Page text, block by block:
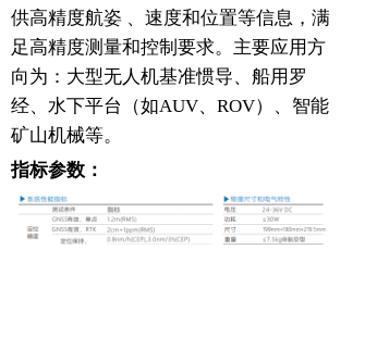
供高精度航姿 、速度和位置等信息，满
足高精度测量和控制要求。主要应用方
向为：大型无人机基准惯导、船用罗
经、水下平台（如AUV、ROV）、智能
矿山机械等。
指标参数：